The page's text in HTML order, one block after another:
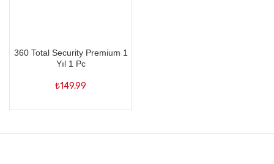
360 Total Security Premium 1
Yıl 1 Pc
₺149,99